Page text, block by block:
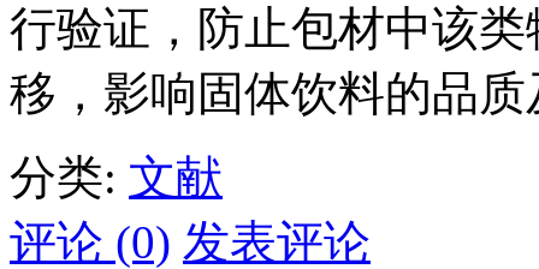
行验证，防止包材中该
移，影响固体饮料的品
分类: 文献
评论 (0) 发表评论